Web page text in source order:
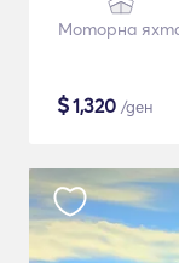
Моторна
$1,320 /ден